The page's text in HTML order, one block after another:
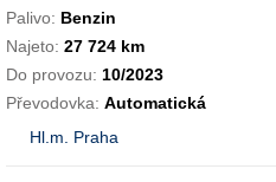
Palivo: Benzin
Najeto: 27 724 km
Do provozu: 10/2023
Převodovka: Automatická
Hl.m. Praha